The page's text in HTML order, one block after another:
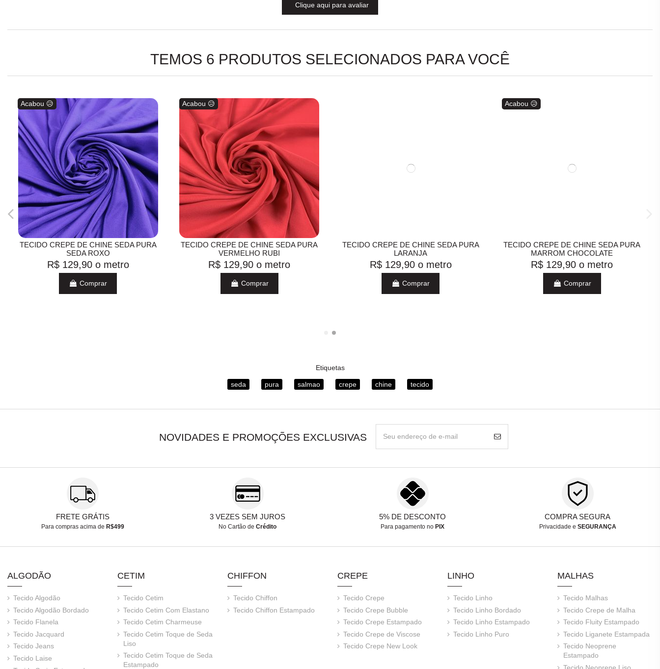
Clique aqui para avaliar
TEMOS 6 PRODUTOS SELECIONADOS PARA VOCÊ
Acabou 😥
TECIDO CREPE DE CHINE SEDA PURA
SEDA ROXO
R$ 129,90 o metro
Comprar
Acabou 😥
TECIDO CREPE DE CHINE SEDA PURA
VERMELHO RUBI
R$ 129,90 o metro
Comprar
TECIDO CREPE DE CHINE SEDA PURA
LARANJA
R$ 129,90 o metro
Comprar
Acabou 😥
TECIDO CREPE DE CHINE SEDA PURA
MARROM CHOCOLATE
R$ 129,90 o metro
Comprar
Etiquetas
seda pura salmao crepe chine tecido
NOVIDADES E PROMOÇÕES EXCLUSIVAS
FRETE GRÁTIS
Para compras acima de R$499
3 VEZES SEM JUROS
No Cartão de Crédito
5% DE DESCONTO
Para pagamento no PIX
COMPRA SEGURA
Privacidade e SEGURANÇA
ALGODÃO
Tecido Algodão
Tecido Algodão Bordado
Tecido Flanela
Tecido Jacquard
Tecido Jeans
Tecido Laise
CETIM
Tecido Cetim
Tecido Cetim Com Elastano
Tecido Cetim Charmeuse
Tecido Cetim Toque de Seda
Liso
Tecido Cetim Toque de Seda
Estampado
CHIFFON
Tecido Chiffon
Tecido Chiffon Estampado
CREPE
Tecido Crepe
Tecido Crepe Bubble
Tecido Crepe Estampado
Tecido Crepe de Viscose
Tecido Crepe New Look
LINHO
Tecido Linho
Tecido Linho Bordado
Tecido Linho Estampado
Tecido Linho Puro
MALHAS
Tecido Malhas
Tecido Crepe de Malha
Tecido Fluity Estampado
Tecido Liganete Estampada
Tecido Neoprene
Estampado